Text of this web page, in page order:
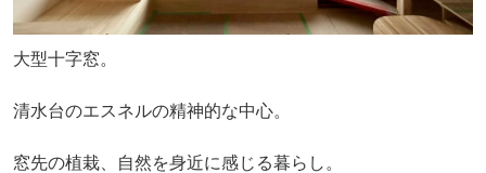
大型十字窓。
清水台のエスネルの精神的な中心。
窓先の植栽、自然を身近に感じる暮らし。